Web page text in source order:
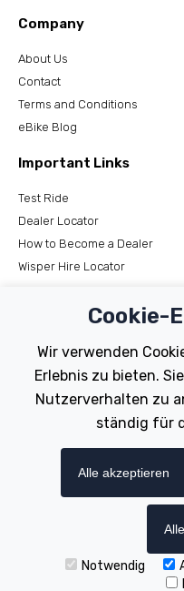
Company
About Us
Contact
Terms and Conditions
eBike Blog
Important Links
Test Ride
Dealer Locator
How to Become a Dealer
Wisper Hire Locator
FAQs
Manuals
Tutorials
Wayfarer
Copyright © Wisper
Cookie-
Wir verwenden
Erlebnis zu bieten.
Nutzerverhalten zu
ständig für
Alle akzeptieren
Notwendig